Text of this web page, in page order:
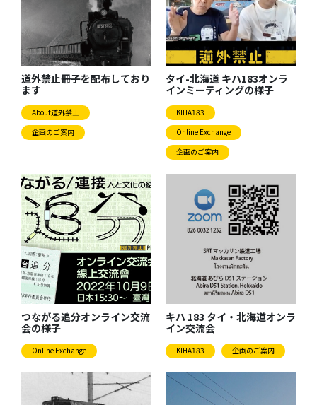
道外禁止冊子を配布しており
ます
About道外禁止
企画のご案内
タイ-北海道 キハ183オンラ
インミーティングの様子
KIHA183
Online Exchange
企画のご案内
つながる追分オンライン交流
会の様子
Online Exchange
キハ 183 タイ・北海道オンラ
イン交流会
KIHA183 企画のご案内